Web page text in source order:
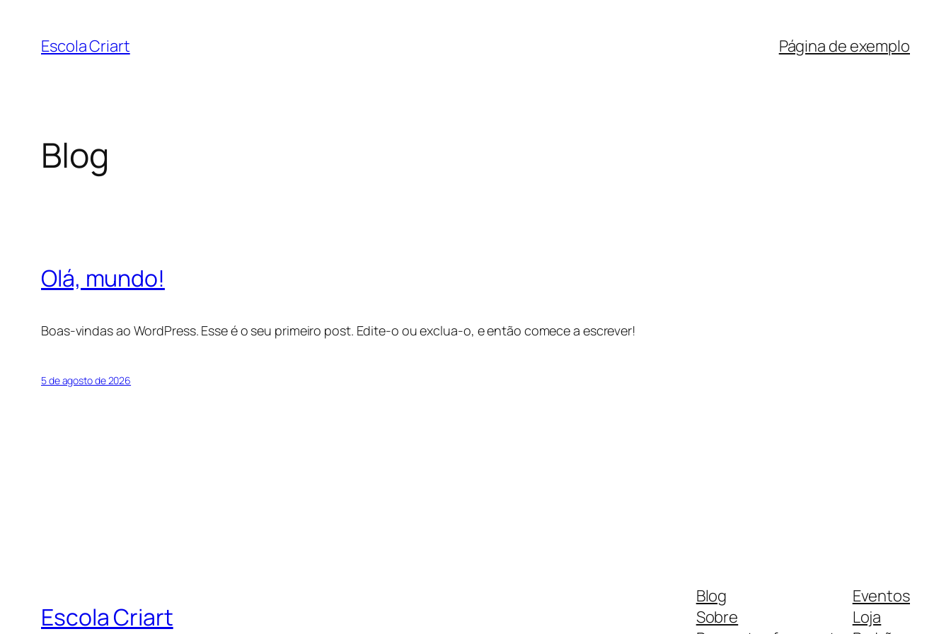
Escola Criart Página de exemplo
Blog
Olá, mundo!
Boas-vindas ao WordPress. Esse é o seu primeiro post. Edite-o ou exclua-o, e então comece a escrever!
5 de agosto de 2026
Escola Criart
Blog
Sobre
Eventos
Loja